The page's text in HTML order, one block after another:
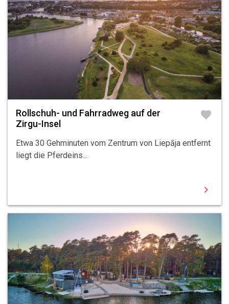
Rollschuh- und Fahrradweg auf der
Zirgu-Insel
favorite
Etwa 30 Gehminuten vom Zentrum von Liepāja entfernt
liegt die Pferdeins...
chevron_right